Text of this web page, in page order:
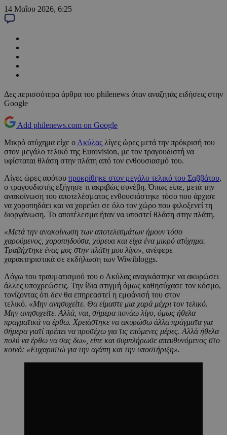
14 Μαΐου 2026, 6:25
Δες περισσότερα άρθρα του philenews όταν αναζητάς ειδήσεις στην
Google
Add philenews.com on Google
Μικρό ατύχημα είχε ο Ακύλας λίγες ώρες μετά την πρόκρισή του
στον μεγάλο τελικό της Eurovision, με τον τραγουδιστή να
υφίσταται θλάση στην πλάτη από τον ενθουσιασμό του.
Λίγες ώρες αφότου προκρίθηκε στον μεγάλο τελικό του Σαββάτου,
ο τραγουδιστής εξήγησε τι ακριβώς συνέβη. Όπως είπε, μετά την
ανακοίνωση του αποτελέσματος ενθουσιάστηκε τόσο που άρχισε
να χοροπηδάει και να χορεύει σε όλο τον χώρο που φιλοξενεί τη
διοργάνωση. Το αποτέλεσμα ήταν να υποστεί θλάση στην πλάτη.
«Μετά την ανακοίνωση των αποτελεσμάτων ήμουν τόσο
χαρούμενος, χοροπηδούσα, χόρευα και είχα ένα μικρό ατύχημα.
Τραβήχτηκε ένας μυς στην πλάτη μου λίγο», ανέφερε
χαρακτηριστικά σε εκδήλωση των Wiwibloggs.
Λόγω του τραυματισμού του ο Ακύλας αναγκάστηκε να ακυρώσει
άλλες υποχρεώσεις. Την ίδια στιγμή όμως καθησύχασε τον κόσμο,
τονίζοντας ότι δεν θα επηρεαστεί η εμφάνισή του στον
τελικό. «Μην ανησυχείτε. Θα είμαστε μια χαρά μέχρι τον τελικό.
Μην ανησυχείτε. Αλλά, ναι, σήμερα πονάω λίγο, όμως ήθελα
πραγματικά να έρθω. Χρειάστηκε να ακυρώσω άλλα πράγματα για
σήμερα γιατί πρέπει να προσέχω για τις επόμενες μέρες. Αλλά ήθελα
πολύ να έρθω να σας δω», είπε και συμπλήρωσε απευθυνόμενος στο
κοινό: «Ευχαριστώ για την αγάπη και την υποστήριξη».